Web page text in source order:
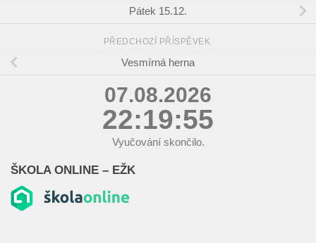
Pátek 15.12.
PŘEDCHOZÍ PŘÍSPĚVEK
Vesmírná herna
07.08.2026
22:19:55
Vyučování skončilo.
ŠKOLA ONLINE – EŽK